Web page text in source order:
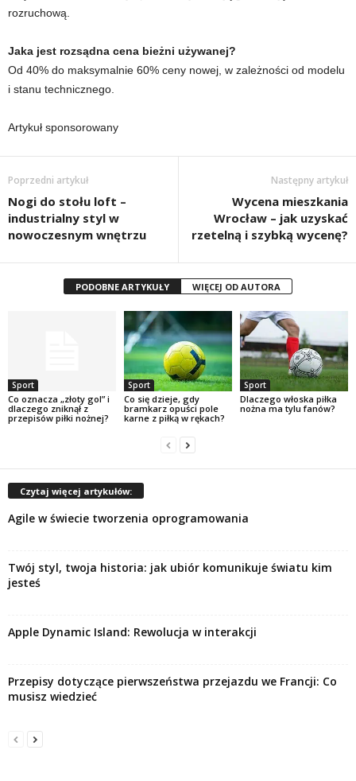
rozruchową.
Jaka jest rozsądna cena bieżni używanej?
Od 40% do maksymalnie 60% ceny nowej, w zależności od modelu
i stanu technicznego.
Artykuł sponsorowany
Poprzedni artykuł
Nogi do stołu loft –
industrialny styl w
nowoczesnym wnętrzu
Następny artykuł
Wycena mieszkania
Wrocław – jak uzyskać
rzetelną i szybką wycenę?
PODOBNE ARTYKUŁY WIĘCEJ OD AUTORA
Sport
Co oznacza „złoty gol” i
dlaczego zniknął z
przepisów piłki nożnej?
Sport
Co się dzieje, gdy
bramkarz opuści pole
karne z piłką w rękach?
Sport
Dlaczego włoska piłka
nożna ma tylu fanów?
Czytaj więcej artykułów:
Agile w świecie tworzenia oprogramowania
Twój styl, twoja historia: jak ubiór komunikuje światu kim
jesteś
Apple Dynamic Island: Rewolucja w interakcji
Przepisy dotyczące pierwszeństwa przejazdu we Francji: Co
musisz wiedzieć